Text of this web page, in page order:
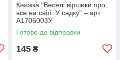
Книжка "Веселі віршики про
все на світі. У садку" – арт.
А1706003У
Готово до відправки
145 ₴